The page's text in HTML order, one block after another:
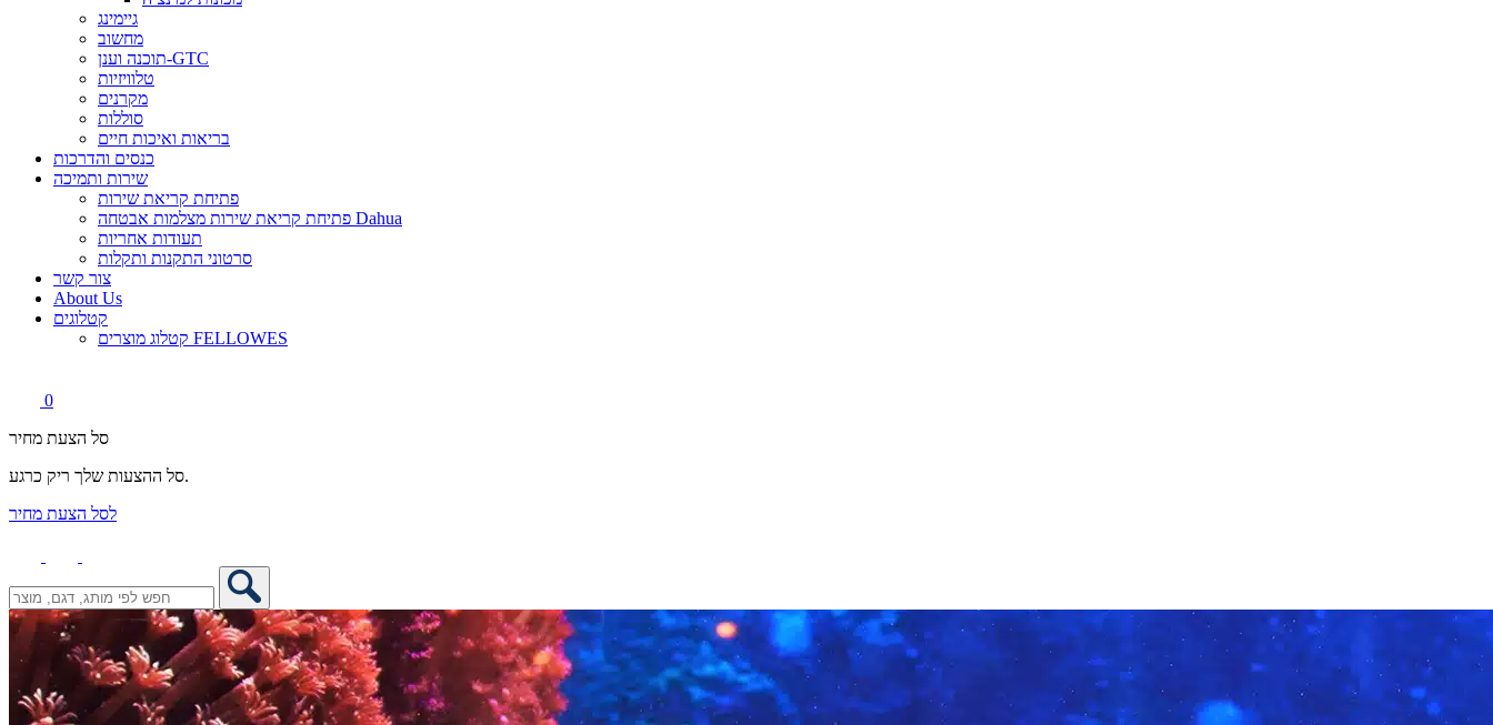
גיימינג
מחשוב
תוכנה וענן-GTC
טלוויזיות
מקרנים
סוללות
בריאות ואיכות חיים
כנסים והדרכות
שירות ותמיכה
פתיחת קריאת שירות
פתיחת קריאת שירות מצלמות אבטחה Dahua
תעודות אחריות
סרטוני התקנות ותקלות
צור קשר
About Us
קטלוגים
קטלוג מוצרים FELLOWES
0
סל הצעת מחיר
סל ההצעות שלך ריק כרגע.
לסל הצעת מחיר